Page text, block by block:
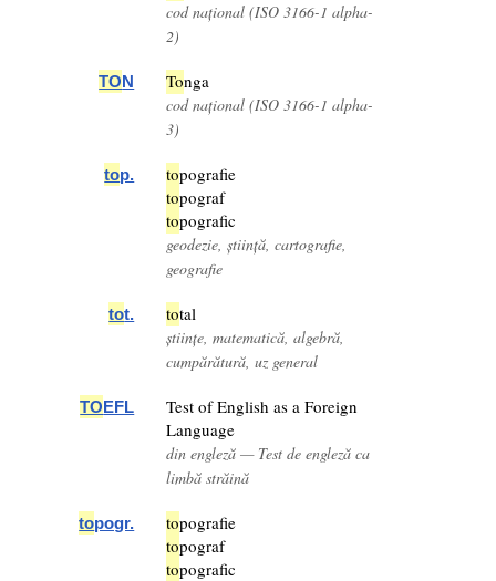
cod național (ISO 3166-1 alpha-
2)
TON Tonga
cod național (ISO 3166-1 alpha-
3)
top. topografie
topograf
topografic
geodezie, știință, cartografie,
geografie
tot. total
științe, matematică, algebră,
cumpărătură, uz general
TOEFL
Test of English as a Foreign
Language
din engleză — Test de engleză ca
limbă străină
topogr. topografie
topograf
topografic